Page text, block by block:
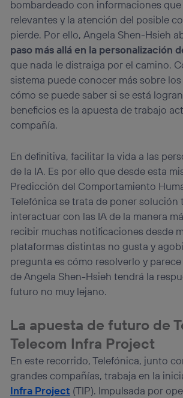
bombardeado con informaciones
relevantes y la atención del posible
pierde. Por ello, Angela Shen-Hsieh
paso más allá en la personalización
que nada le distraiga por el camino.
sistema puede conocer más sobre
cómo se puede saber si se está
beneficios es la apuesta de trabajo
compañía.
En definitiva, facilitar la vida a las
de la IA. Es por ello que desde esta
Predicción del Comportamiento
Telefónica se trata de poner solución
interactuar con las IA de la manera
recibir muchas notificaciones desde
plataformas distintas no gusta y
pregunta es cómo resolverlo y
de Angela Shen-Hsieh tendrá la
futuro no muy lejano.
La apuesta de futuro de
Telecom Infra Project
En este recorrido, Telefónica, junto
grandes compañías, trabaja en la
Infra Project (TIP). Impulsada por